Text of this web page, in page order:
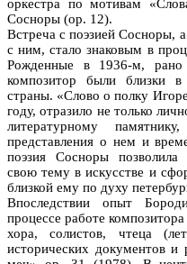
оркестра по мотивам
Сосноры (ор. 12).
Встреча с поэзией Сосноры,
с ним, стало знаковым в
Рожденные в 1936-м, рано
композитор были близки
страны. «Слово о полку
году, отразило не только
литературному
представления о нем и
поэзия Сосноры
свою тему в искусстве и
близкой ему по духу
Впоследствии опыт
процессе работе
хора, солистов, чтеца
исторических документов